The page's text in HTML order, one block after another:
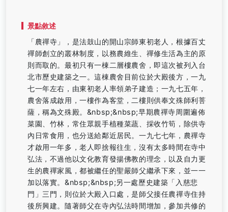
景點敘述
「農禪寺」，是法鼓山的開山宗師東初老人，根據百丈
禪師創立的叢林制度，以務農維生、禪修生活為主的原
則而取的。最初只有一棟二層樓農舍，即這次被列入台
北市歷史建築之一。這棟農舍目前位於大殿後方，一九
七一年左右，由東初老人率領弟子建造；一九七五年，
農舍落成啟用，一樓作為客堂，二樓則供奉文殊師利菩
薩，稱為文殊殿。&nbsp;&nbsp;早期農禪寺周圍遍佈
菜園、竹林，常住眾親手植種菜蔬、採收竹筍，除供寺
內日常食用，也分送給鄰近居民。一九七七年，農禪寺
才啟用一年多，老人即捨報往生，沒有太多時間在寺中
弘法，不過他以文化教育發揚佛教的理念，以及自力更
生的農禪家風，都被繼任的聖嚴師父繼承下來，並一一
加以落實。&nbsp;&nbsp;另一處歷史建築「入慈悲
門」三門，則位於大殿入口處，是師父接任農禪寺住持
後所興建。隨著師父在寺內弘法時間增加，參加共修的